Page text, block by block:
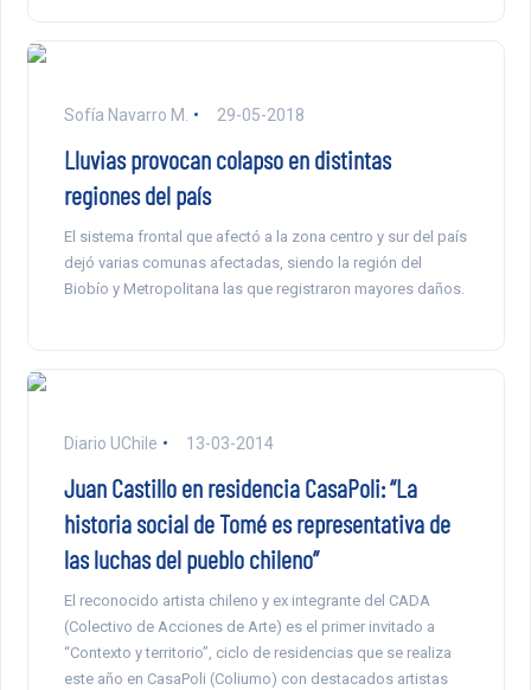
Sofía Navarro M. 29-05-2018
Lluvias provocan colapso en distintas
regiones del país
El sistema frontal que afectó a la zona centro y sur del país
dejó varias comunas afectadas, siendo la región del
Biobío y Metropolitana las que registraron mayores daños.
Diario UChile 13-03-2014
Juan Castillo en residencia CasaPoli: “La
historia social de Tomé es representativa de
las luchas del pueblo chileno”
El reconocido artista chileno y ex integrante del CADA
(Colectivo de Acciones de Arte) es el primer invitado a
“Contexto y territorio”, ciclo de residencias que se realiza
este año en CasaPoli (Coliumo) con destacados artistas